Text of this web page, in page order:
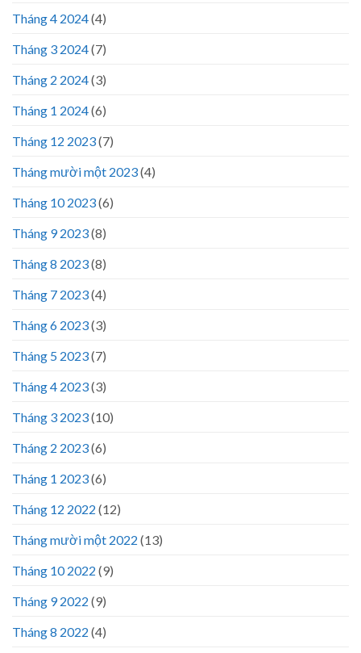
Tháng 4 2024(4)
Tháng 3 2024(7)
Tháng 2 2024(3)
Tháng 1 2024(6)
Tháng 12 2023(7)
Tháng mười một 2023(4)
Tháng 10 2023(6)
Tháng 9 2023(8)
Tháng 8 2023(8)
Tháng 7 2023(4)
Tháng 6 2023(3)
Tháng 5 2023(7)
Tháng 4 2023(3)
Tháng 3 2023(10)
Tháng 2 2023(6)
Tháng 1 2023(6)
Tháng 12 2022 (12)
Tháng mười một 2022 (13)
Tháng 10 2022 (9)
Tháng 9 2022 (9)
Tháng 8 2022 (4)